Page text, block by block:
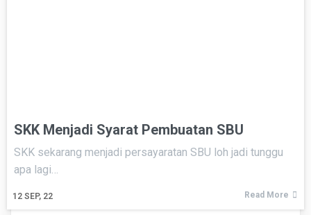
SKK Menjadi Syarat Pembuatan SBU
12 SEP, 22
SKK sekarang menjadi persayaratan SBU loh jadi tunggu
apa lagi…
Read More